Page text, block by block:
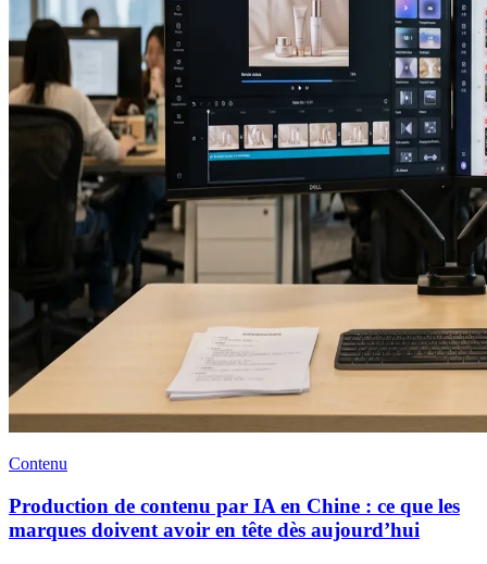
Contenu
Production de contenu par IA en Chine : ce que les
marques doivent avoir en tête dès aujourd’hui